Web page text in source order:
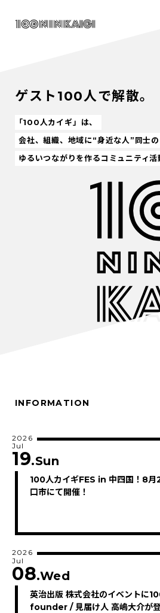
ゲスト100人で解散。
「100人カイギ」は、
会社、組織、地域に“身近な人”同士の
ゆるいつながりを作るコミュニティ活
INFORMATION
100人カイギFES in 中四国！8月
口市にて開催！
2026
Jul
19.Sun
英治出版 株式会社のイベントに
founder / 見届け人 高嶋大介が
2026
Jul
08.Wed